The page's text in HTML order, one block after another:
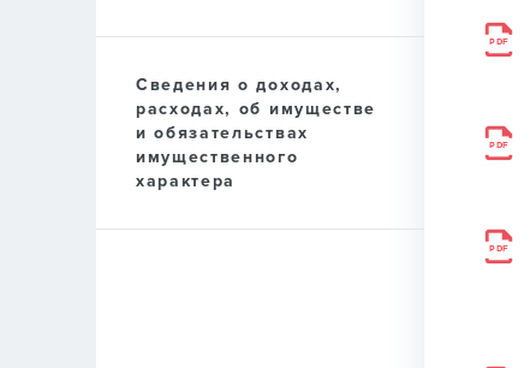
Сведения о доходах,
расходах, об имуществе
и обязательствах
имущественного
характера
PDF
PDF
PDF